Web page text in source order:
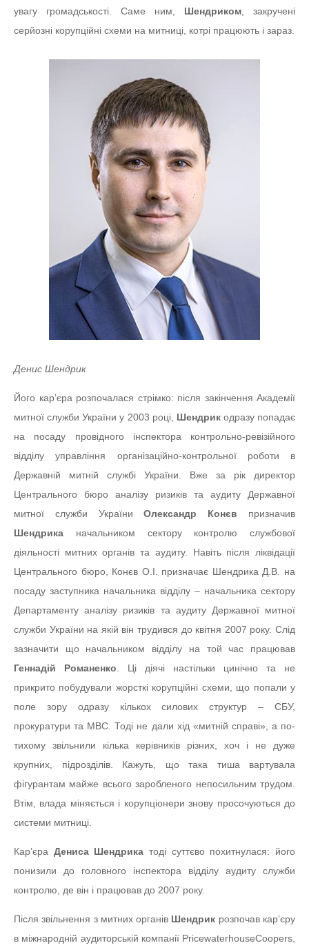
увагу громадськості. Саме ним, Шендриком, закручені
серйозні корупційні схеми на митниці, котрі працюють і зараз.
Денис Шендрик
Його кар’єра розпочалася стрімко: після закінчення Академії
митної служби України у 2003 році, Шендрикодразу попадає
на посаду провідного інспектора контрольно-ревізійного
відділу управління організаційно-контрольної роботи в
Державній митній службі України. Вже за рік директор
Центрального бюро аналізу ризиків та аудиту Державної
митної служби УкраїниОлександр Конєв призначив
Шендрика начальником сектору контролю службової
діяльності митних органів та аудиту. Навіть після ліквідації
Центрального бюро, Конєв О.І. призначає Шендрика Д.В. на
посаду заступника начальника відділу – начальника сектору
Департаменту аналізу ризиків та аудиту Державної митної
служби України на якій він трудився до квітня 2007 року. Слід
зазначити що начальником відділу на той час працював
Геннадій Романенко. Ці діячі настільки цинічно та не
прикрито побудували жорсткі корупційні схеми, що попали у
поле зору одразу кількох силових структур – СБУ,
прокуратури та МВС. Тоді не дали хід «митній справі», а по-
тихому звільнили кілька керівників різних, хоч і не дуже
крупних, підрозділів. Кажуть, що така тиша вартувала
фігурантам майже всього заробленого непосильним трудом.
Втім, влада міняється і корупціонери знову просочуються до
системи митниці.
Кар’єра Дениса Шендрика тоді суттєво похитнулася: його
понизили до головного інспектора відділу аудиту служби
контролю, де він і працював до 2007 року.
Після звільнення з митних органів Шендрик розпочав кар’єру
в міжнародній аудиторській компанії PricewaterhouseCoopers,